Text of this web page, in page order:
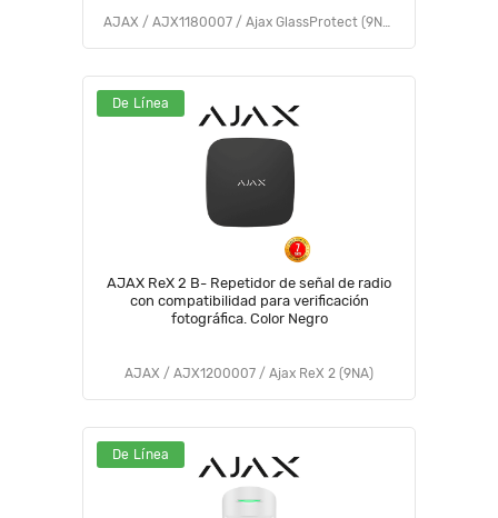
AJAX / AJX1180007 / Ajax GlassProtect (9NA)
De Línea
AJAX ReX 2 B- Repetidor de señal de radio
con compatibilidad para verificación
fotográfica. Color Negro
AJAX / AJX1200007 / Ajax ReX 2 (9NA)
De Línea